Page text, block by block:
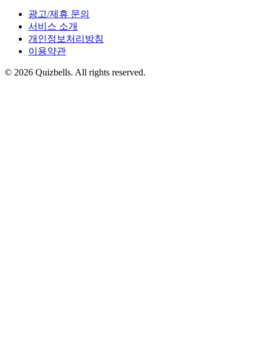
광고/제휴 문의
서비스 소개
개인정보처리방침
이용약관
© 2026 Quizbells. All rights reserved.